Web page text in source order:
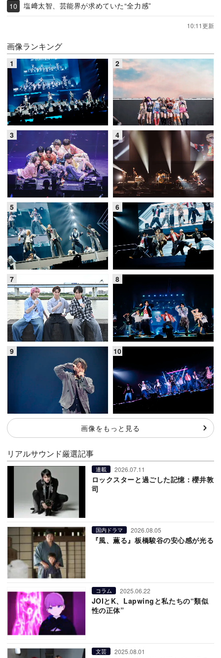
塩﨑太智、芸能界が求めていた“全力感”
10:11更新
画像ランキング
画像をもっと見る
リアルサウンド厳選記事
連載 2026.07.11
ロックスターと過ごした記憶：櫻井敦
司
国内ドラマ 2026.08.05
『風、薫る』板橋駿谷の安心感が光る
コラム 2025.06.22
JOIとK、Lapwingと私たちの“類似
性の正体”
文芸 2025.08.01